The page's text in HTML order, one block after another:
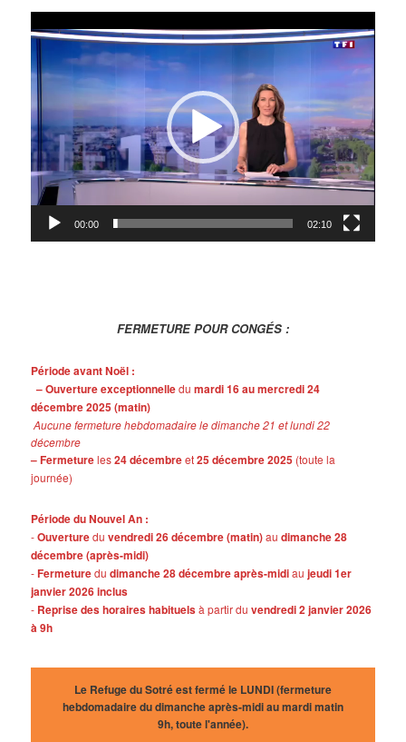
vidéo
00:00 02:10
FERMETURE POUR CONGÉS :
Période avant Noël :
– Ouverture exceptionnelledumardi 16 au mercredi 24
décembre 2025 (matin)
Aucune fermeture hebdomadaire le dimanche 21 et lundi 22
décembre
– Fermetureles24 décembreet25 décembre 2025 (toute la
journée)
Période du Nouvel An :
-Ouvertureduvendredi 26 décembre (matin)audimanche 28
décembre (après-midi)
-Fermeturedudimanche 28 décembre après-midiaujeudi 1er
janvier 2026 inclus
- Reprise des horaires habituelsà partir duvendredi 2 janvier 2026
à 9h
Le Refuge du Sotré est fermé le LUNDI (fermeture
hebdomadaire du dimanche après-midi au mardi matin
9h, toute l'année).